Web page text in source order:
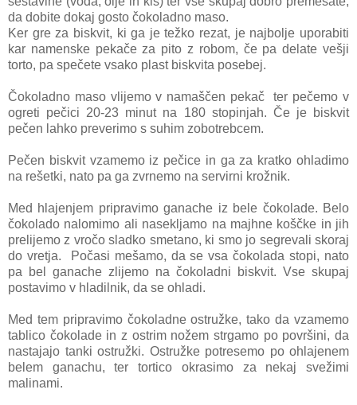
da dobite dokaj gosto čokoladno maso.
Ker gre za biskvit, ki ga je težko rezat, je najbolje uporabiti
kar namenske pekače za pito z robom, če pa delate vešji
torto, pa spečete vsako plast biskvita posebej.
Čokoladno maso vlijemo v namaščen pekač ter pečemo v
ogreti pečici 20-23 minut na 180 stopinjah. Če je biskvit
pečen lahko preverimo s suhim zobotrebcem.
Pečen biskvit vzamemo iz pečice in ga za kratko ohladimo
na rešetki, nato pa ga zvrnemo na servirni krožnik.
Med hlajenjem pripravimo ganache iz bele čokolade. Belo
čokolado nalomimo ali nasekljamo na majhne koščke in jih
prelijemo z vročo sladko smetano, ki smo jo segrevali skoraj
do vretja. Počasi mešamo, da se vsa čokolada stopi, nato
pa bel ganache zlijemo na čokoladni biskvit. Vse skupaj
postavimo v hladilnik, da se ohladi.
Med tem pripravimo čokoladne ostružke, tako da vzamemo
tablico čokolade in z ostrim nožem strgamo po površini, da
nastajajo tanki ostružki. Ostružke potresemo po ohlajenem
belem ganachu, ter tortico okrasimo za nekaj svežimi
malinami.